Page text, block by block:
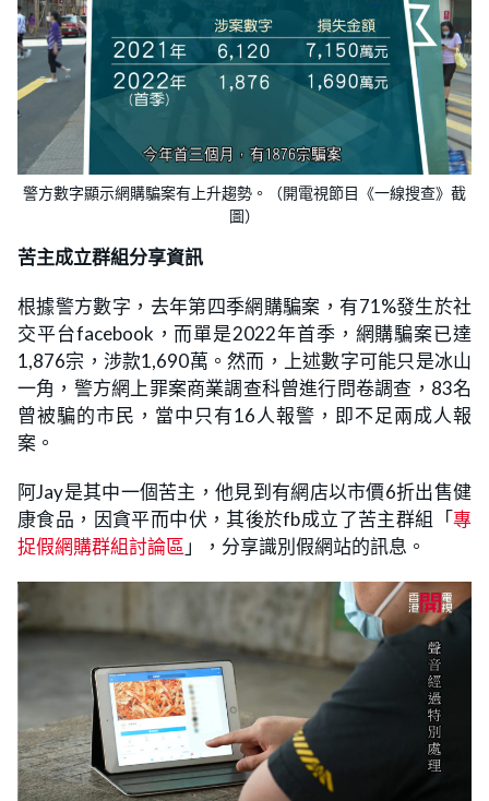
警方數字顯示網購騙案有上升趨勢。（開電視節目《一線搜查》截
圖）
苦主成立群組分享資訊
根據警方數字，去年第四季網購騙案，有71%發生於社
交平台facebook，而單是2022年首季，網購騙案已達
1,876宗，涉款1,690萬。然而，上述數字可能只是冰山
一角，警方網上罪案商業調查科曾進行問卷調查，83名
曾被騙的市民，當中只有16人報警，即不足兩成人報
案。
阿Jay是其中一個苦主，他見到有網店以市價6折出售健
康食品，因貪平而中伏，其後於fb成立了苦主群組「專
捉假網購群組討論區 」，分享識別假網站的訊息。